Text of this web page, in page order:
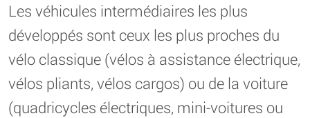
Les véhicules intermédiaires les plus
développés sont ceux les plus proches du
vélo classique (vélos à assistance électrique,
vélos pliants, vélos cargos) ou de la voiture
(quadricycles électriques, mini-voitures ou